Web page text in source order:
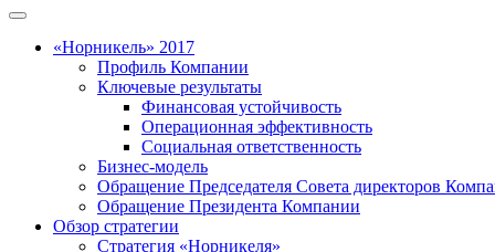
«Норникель» 2017
Профиль Компании
Ключевые результаты
Финансовая устойчивость
Операционная эффективность
Социальная ответственность
Бизнес-модель
Обращение Председателя Совета директоров
Обращение Президента Компании
Обзор стратегии
Стратегия «Норникеля»